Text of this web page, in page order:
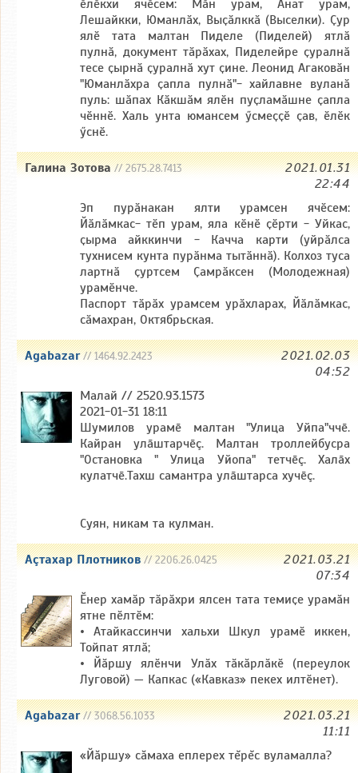
ӗлӗкхи ячӗсем: Мӑн урам, Анат урам,
Лешайкки, Юманлӑх, Выҫӑлккӑ (Выселки). Ҫур
ялӗ тата малтан Пиделе (Пиделей) ятлӑ
пулнӑ, документ тӑрӑхах, Пиделейре ҫуралнӑ
тесе ҫырнӑ ҫуралнӑ хут ҫине. Леонид Агаковӑн
"Юманлӑхра ҫапла пулнӑ"- хайлавне вуланӑ
пуль: шӑпах Кӑкшӑм ялӗн пуҫламӑшне ҫапла
чӗннӗ. Халь унта юмансем ӳсмеҫҫӗ ҫав, ӗлӗк
ӳснӗ.
Галина Зотова// 2675.28.7413
2021.01.31
22:44
Эп пурӑнакан ялти урамсен ячӗсем:
Йӑлӑмкас- тӗп урам, яла кӗнӗ ҫӗрти - Уйкас,
ҫырма айккинчи - Качча карти (уйрӑлса
тухнисем кунта пурӑнма тытӑннӑ). Колхоз туса
лартнӑ ҫуртсем Ҫамрӑксен (Молодежная)
урамӗнче.
Паспорт тӑрӑх урамсем урӑхларах, Йӑлӑмкас,
сӑмахран, Октябрьская.
Agabazar// 1464.92.2423
2021.02.03
04:52
Малай // 2520.93.1573
2021-01-31 18:11
Шумилов урамē малтан "Улица Уйпа"ччē.
Кайран улāштарчēç. Малтан троллейбусра
"Остановка " Улица Уйопа" тетчēç. Халāх
кулатчē.Тахш cамантра улāштарса хучēç.
Суян, никам та кулман.
Аçтахар Плотников// 2206.26.0425
2021.03.21
07:34
Ӗнер хамӑр тӑрӑхри ялсен тата темиҫе урамӑн
ятне пӗлтӗм:
• Атайкассинчи хальхи Шкул урамӗ иккен,
Тойпат ятлӑ;
• Йӑршу ялӗнчи Улӑх тӑкӑрлӑкӗ (переулок
Луговой) — Капкас («Кавказ» пекех илтӗнет).
Agabazar// 3068.56.1033
2021.03.21
11:11
«Йăршу» сăмаха еплерех тĕрĕс вуламалла?